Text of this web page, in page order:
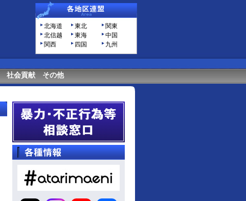
北海道 東北
関東
北信越
東海
中国
関西
四国 九州
社会貢献 その他